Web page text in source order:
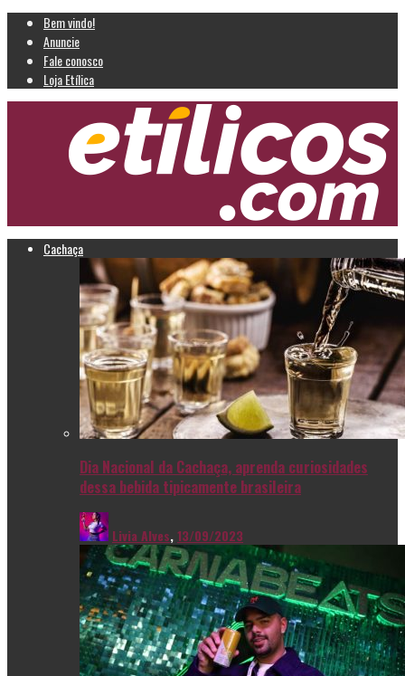
Bem vindo!
Anuncie
Fale conosco
Loja Etílica
Cachaça
Dia Nacional da Cachaça, aprenda curiosidades
dessa bebida tipicamente brasileira
Livia Alves,13/09/2023